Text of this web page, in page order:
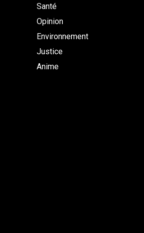
Santé
Opinion
Environnement
Justice
Anime